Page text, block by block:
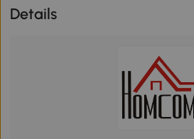
Details